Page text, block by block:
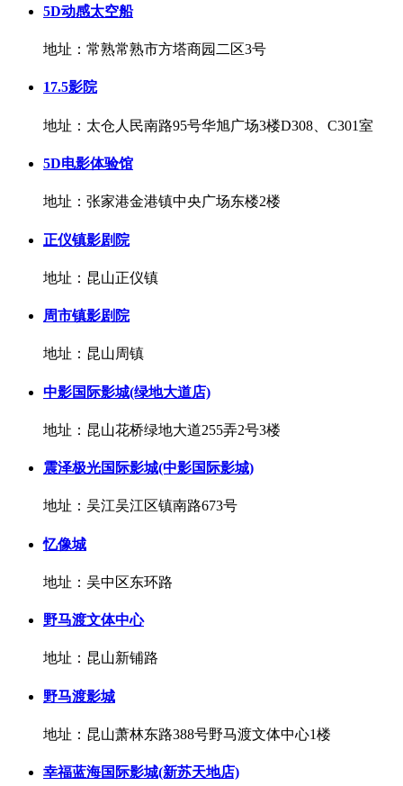
5D动感太空船
地址：常熟常熟市方塔商园二区3号
17.5影院
地址：太仓人民南路95号华旭广场3楼D308、C301室
5D电影体验馆
地址：张家港金港镇中央广场东楼2楼
正仪镇影剧院
地址：昆山正仪镇
周市镇影剧院
地址：昆山周镇
中影国际影城(绿地大道店)
地址：昆山花桥绿地大道255弄2号3楼
震泽极光国际影城(中影国际影城)
地址：吴江吴江区镇南路673号
忆像城
地址：吴中区东环路
野马渡文体中心
地址：昆山新铺路
野马渡影城
地址：昆山萧林东路388号野马渡文体中心1楼
幸福蓝海国际影城(新苏天地店)